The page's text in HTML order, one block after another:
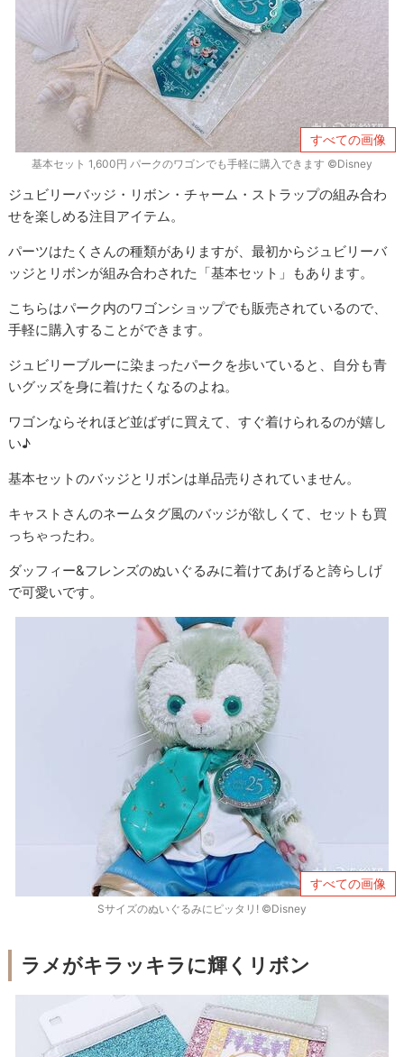
すべての画像
基本セット 1,600円 パークのワゴンでも手軽に購入できます ©Disney
ジュビリーバッジ・リボン・チャーム・ストラップの組み合わ
せを楽しめる注目アイテム。
パーツはたくさんの種類がありますが、最初からジュビリーバ
ッジとリボンが組み合わされた「基本セット」もあります。
こちらはパーク内のワゴンショップでも販売されているので、
手軽に購入することができます。
ジュビリーブルーに染まったパークを歩いていると、自分も青
いグッズを身に着けたくなるのよね。
ワゴンならそれほど並ばずに買えて、すぐ着けられるのが嬉し
い♪
基本セットのバッジとリボンは単品売りされていません。
キャストさんのネームタグ風のバッジが欲しくて、セットも買
っちゃったわ。
ダッフィー&フレンズのぬいぐるみに着けてあげると誇らしげ
で可愛いです。
すべての画像
Sサイズのぬいぐるみにピッタリ! ©Disney
ラメがキラッキラに輝くリボン